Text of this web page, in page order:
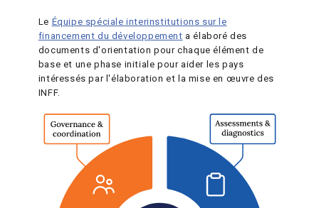
Le Équipe spéciale interinstitutions sur le
financement du développement a élaboré des
documents d'orientation pour chaque élément de
base et une phase initiale pour aider les pays
intéressés par l'élaboration et la mise en œuvre des
INFF.